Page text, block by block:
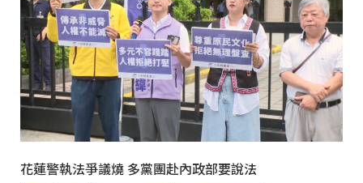
花蓮警執法爭議燒 多黨團赴內政部要說法